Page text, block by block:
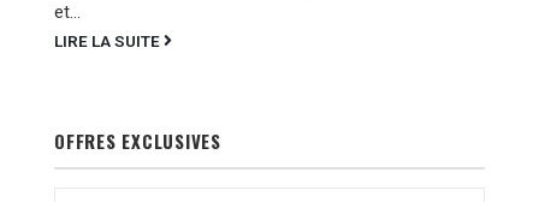
et...
LIRE LA SUITE
OFFRES EXCLUSIVES